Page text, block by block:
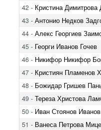
42 - Кристина Димитрова
43 - Антонио Недков
44 - Алекс Георгиев
45 - Георги Иванов Гочев
46 - Никифор Никифор
47 - Кристиян Пламенов
48 - Божидар Гришев
49 - Тереза Христова
50 - Иван Стоянов Иванов
51 - Ванеса Петрова